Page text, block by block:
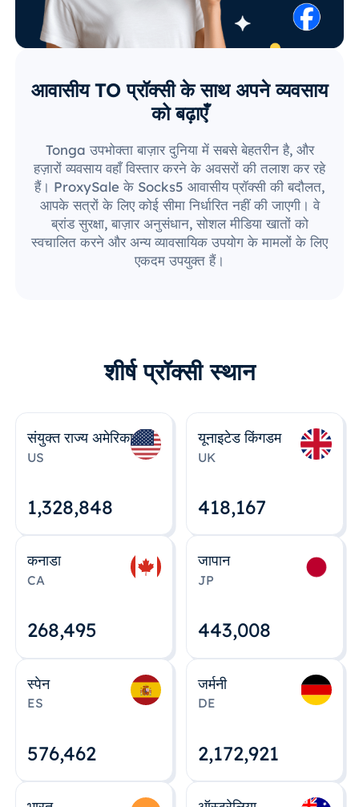
आवासीय TO प्रॉक्सी के साथ अपने व्यवसाय
को बढ़ाएँ
Tonga उपभोक्ता बाज़ार दुनिया में सबसे बेहतरीन है, और
हज़ारों व्यवसाय वहाँ विस्तार करने के अवसरों की तलाश कर रहे
हैं। ProxySale के Socks5 आवासीय प्रॉक्सी की बदौलत,
आपके सत्रों के लिए कोई सीमा निर्धारित नहीं की जाएगी। वे
ब्रांड सुरक्षा, बाज़ार अनुसंधान, सोशल मीडिया खातों को
स्वचालित करने और अन्य व्यावसायिक उपयोग के मामलों के लिए
एकदम उपयुक्त हैं।
शीर्ष प्रॉक्सी स्थान
संयुक्त राज्य अमेरिका
US
1,328,848
यूनाइटेड किंगडम
UK
418,167
कनाडा
CA
268,495
जापान
JP
443,008
स्पेन
ES
576,463
जर्मनी
DE
2,172,922